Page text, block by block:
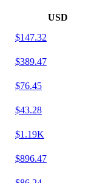
USD
$147.32
$389.47
$76.45
$43.28
$1.19K
$896.47